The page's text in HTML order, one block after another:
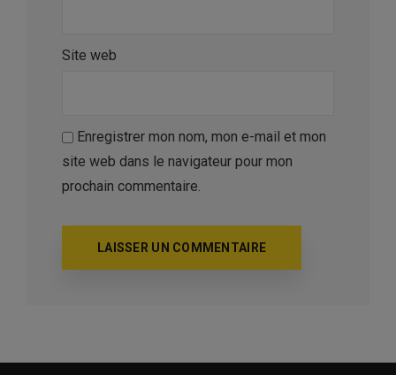
Site web
Enregistrer mon nom, mon e-mail et mon
site web dans le navigateur pour mon
prochain commentaire.